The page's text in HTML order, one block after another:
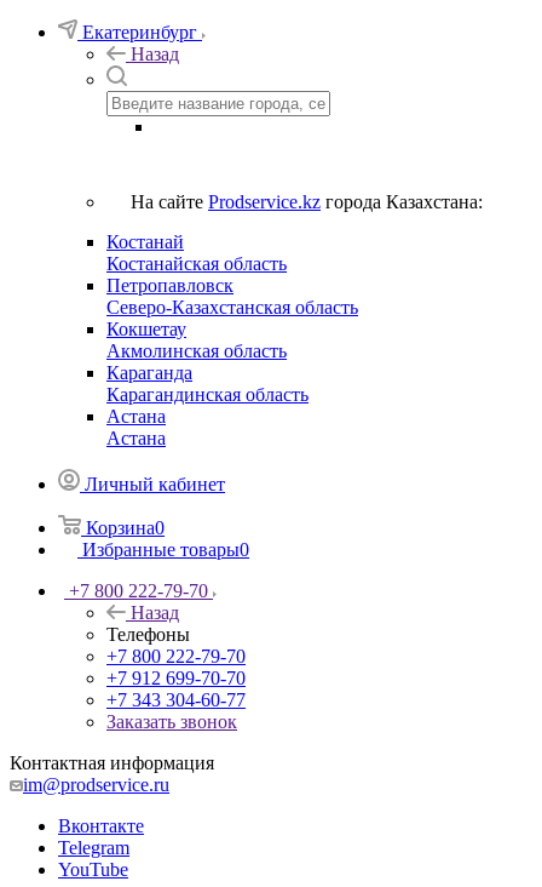
Екатеринбург
Назад
На сайте Prodservice.kz города Казахстана:
Костанай
Костанайская область
Петропавловск
Северо-Казахстанская область
Кокшетау
Акмолинская область
Караганда
Карагандинская область
Астана
Астана
Личный кабинет
Корзина0
Избранные товары0
+7 800 222-79-70
Назад
Телефоны
+7 800 222-79-70
+7 912 699-70-70
+7 343 304-60-77
Заказать звонок
Контактная информация
im@prodservice.ru
Вконтакте
Telegram
YouTube